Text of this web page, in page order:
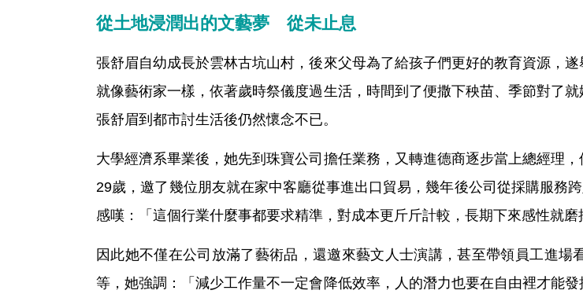
從土地浸潤出的文藝夢 從未止息
張舒眉自幼成長於雲林古坑山村，後來父母為了給孩子們更好的教育資源，
就像藝術家一樣，依著歲時祭儀度過生活，時間到了便撒下秧苗、季節對了
張舒眉到都市討生活後仍然懷念不已。
大學經濟系畢業後，她先到珠寶公司擔任業務，又轉進德商逐步當上總經理
29歲，邀了幾位朋友就在家中客廳從事進出口貿易，幾年後公司從採購服務
感嘆：「這個行業什麼事都要求精準，對成本更斤斤計較，長期下來感性就磨
因此她不僅在公司放滿了藝術品，還邀來藝文人士演講，甚至帶領員工進
等，她強調：「減少工作量不一定會降低效率，人的潛力也要在自由裡才能